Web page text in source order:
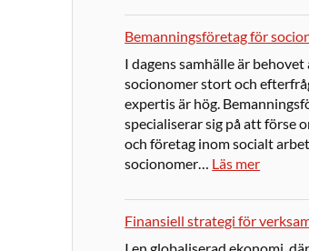
Bemanningsföretag för
I dagens samhälle är behovet
socionomer stort och
expertis är hög.
specialiserar sig på att förse
och företag inom socialt
socionomer… Läs mer
Finansiell strategi för